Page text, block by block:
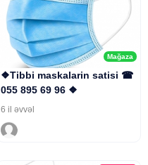
Mağaza
❖Tibbi maskalarin satisi ☎
055 895 69 96 ❖
6 il əvvəl